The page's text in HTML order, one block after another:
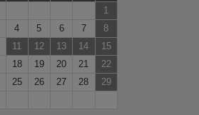
1
4 5 6 7
8
11 12 13 14
15
18 19 20 21
22
25 26 27 28
29